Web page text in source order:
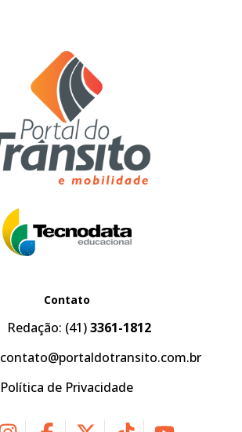
Contato
Redação: (41)3361-1812
contato@portaldotransito.com.br
Política de Privacidade